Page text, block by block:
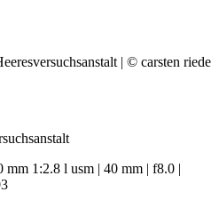
mm 1:2.8 l usm | 40 mm | f8.0 |